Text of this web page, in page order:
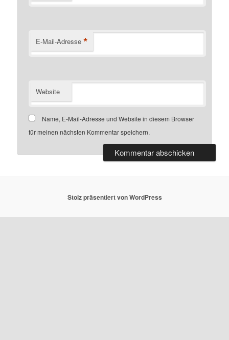
E-Mail-Adresse *
Website
Name, E-Mail-Adresse und Website in diesem Browser
für meinen nächsten Kommentar speichern.
Stolz präsentiert von WordPress